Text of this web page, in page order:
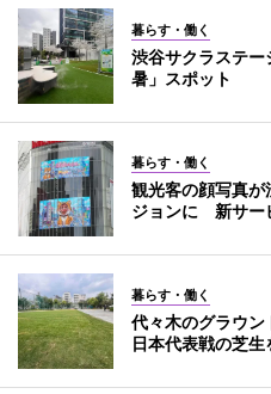
暮らす・働く
渋谷サクラステ
暑」スポット
暮らす・働く
観光客の顔写真
ジョンに 新サー
暮らす・働く
代々木のグラウ
日本代表戦の芝生